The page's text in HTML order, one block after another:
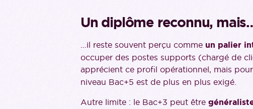
Un diplôme reconnu,
…il reste souvent perçu comme un palier
occuper des postes supports (chargé de
apprécient ce profil opérationnel, mais
niveau Bac+5 est de plus en plus exigé.
Autre limite : le Bac+3 peut être